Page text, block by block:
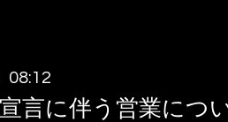
08:12
言に伴う営業につ